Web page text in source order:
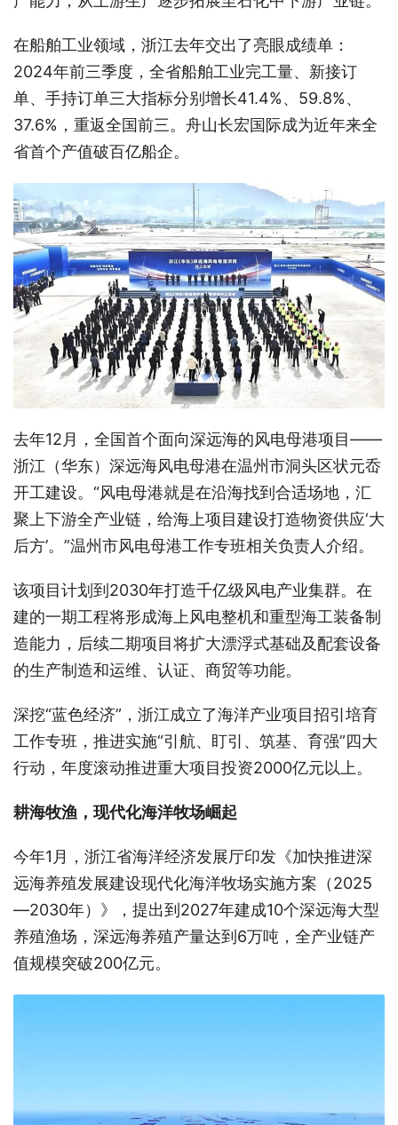
在船舶工业领域，浙江去年交出了亮眼成绩单：
2024年前三季度，全省船舶工业完工量、新接订
单、手持订单三大指标分别增长41.4%、59.8%、
37.6%，重返全国前三。舟山长宏国际成为近年来全
省首个产值破百亿船企。
去年12月，全国首个面向深远海的风电母港项目——
浙江（华东）深远海风电母港在温州市洞头区状元岙
开工建设。“风电母港就是在沿海找到合适场地，汇
聚上下游全产业链，给海上项目建设打造物资供应‘大
后方’。”温州市风电母港工作专班相关负责人介绍。
该项目计划到2030年打造千亿级风电产业集群。在
建的一期工程将形成海上风电整机和重型海工装备制
造能力，后续二期项目将扩大漂浮式基础及配套设备
的生产制造和运维、认证、商贸等功能。
深挖“蓝色经济”，浙江成立了海洋产业项目招引培育
工作专班，推进实施“引航、盯引、筑基、育强”四大
行动，年度滚动推进重大项目投资2000亿元以上。
耕海牧渔，现代化海洋牧场崛起
今年1月，浙江省海洋经济发展厅印发《加快推进深
远海养殖发展建设现代化海洋牧场实施方案（2025
—2030年）》，提出到2027年建成10个深远海大型
养殖渔场，深远海养殖产量达到6万吨，全产业链产
值规模突破200亿元。